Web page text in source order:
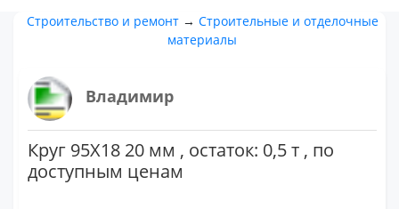
Строительство и ремонт→ Строительные и отделочные
материалы
Владимир
Круг 95Х18 20 мм , остаток: 0,5 т , по
доступным ценам